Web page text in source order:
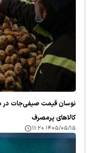
نوسان قیمت صیفی‌جات در
کالا‌های پرمصرف
۱۴۰۵/۰۵/۱۵ ۱۱:۲۰